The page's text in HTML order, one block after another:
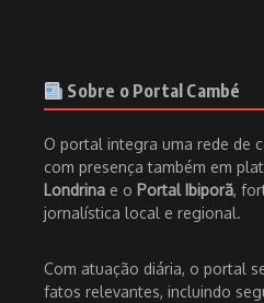
Sobre o Portal Cambé
O portal integra uma rede de
com presença também em
Londrina e o Portal Ibiporã,
jornalística local e regional.
Com atuação diária, o portal
fatos relevantes, incluindo